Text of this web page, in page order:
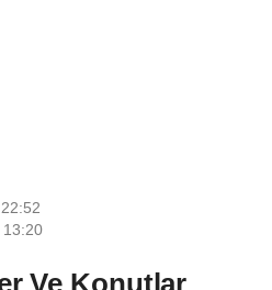
13:20
Ve Konutlar